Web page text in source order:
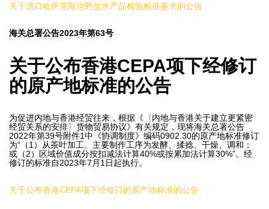
关于进口哈萨克斯坦野生水产品检验检疫要求的公告
海关总署公告2023年第63号
关于公布香港CEPA项下经修订
的原产地标准的公告
为促进内地与香港经贸往来，根据《〈内地与香港关于建立更紧密
经贸关系的安排〉货物贸易协议》有关规定，现将海关总署公告
2022年第39号附件1中《协调制度》编码0902.30的原产地标准修订
为“（1）从茶叶加工。主要制作工序为发酵、揉捻、干燥、调和；
或（2）区域价值成分按扣减法计算40%或按累加法计算30%”。经
修订的标准自2023年7月1日起执行。
关于公布香港CEPA项下经修订的原产地标准的公告